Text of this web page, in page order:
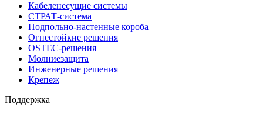
Кабеленесущие системы
СТРАТ-система
Подпольно-настенные короба
Огнестойкие решения
OSTEC-решения
Молниезащита
Инженерные решения
Крепеж
Поддержка